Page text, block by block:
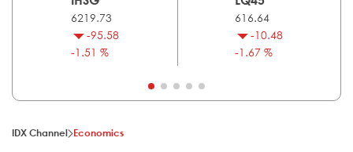
6219.73
-95.58
-1.51 %
616.64
-10.48
-1.67 %
IDX Channel Economics